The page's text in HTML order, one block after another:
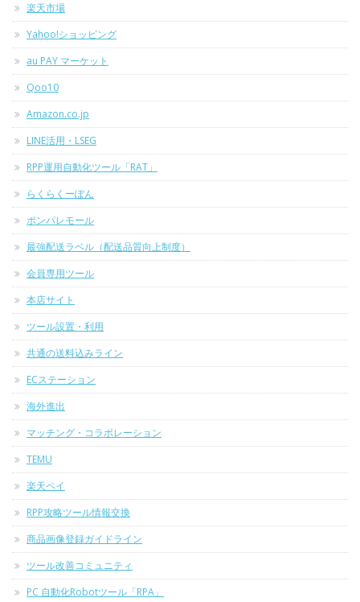
楽天市場
Yahoo!ショッピング
au PAY マーケット
Qoo10
Amazon.co.jp
LINE活用・LSEG
RPP運用自動化ツール「RAT」
らくらくーぽん
ポンパレモール
最強配送ラベル（配送品質向上制度）
会員専用ツール
本店サイト
ツール設置・利用
共通の送料込みライン
ECステーション
海外進出
マッチング・コラボレーション
TEMU
楽天ペイ
RPP攻略ツール情報交換
商品画像登録ガイドライン
ツール改善コミュニティ
PC 自動化Robotツール「RPA」